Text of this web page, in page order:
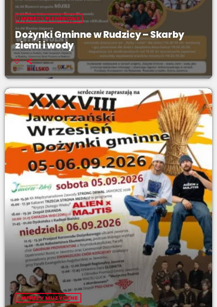
IMPREZY PLENEROWE
Dożynki Gminne w Rudzicy – Skarby
ziemi i wody
IMPREZY MUZYCZNE